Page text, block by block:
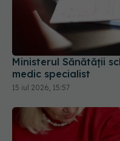
Ministerul Sănătății
medic specialist
15 iul 2026, 15:57